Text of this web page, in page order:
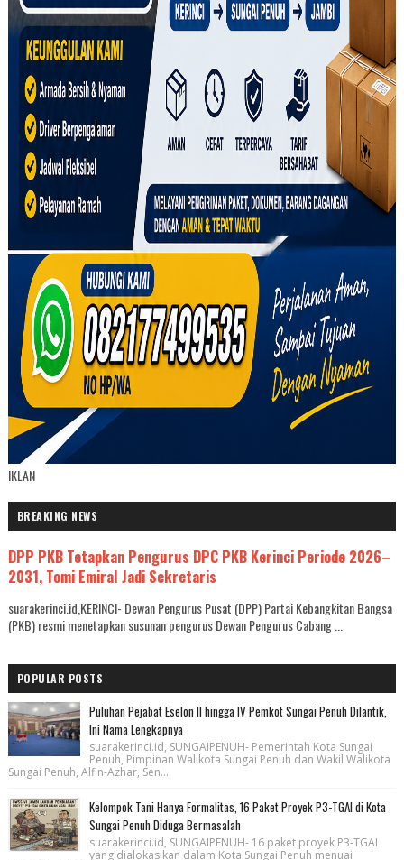
IKLAN
BREAKING NEWS
DPP PKB Tetapkan Pengurus DPC PKB Kerinci Periode 2026–
2031, Tomi Emiral Jadi Sekretaris
suarakerinci.id,KERINCI- Dewan Pengurus Pusat (DPP) Partai Kebangkitan Bangsa
(PKB) resmi menetapkan susunan pengurus Dewan Pengurus Cabang ...
POPULAR POSTS
Puluhan Pejabat Eselon II hingga IV Pemkot Sungai Penuh Dilantik,
Ini Nama Lengkapnya
suarakerinci.id, SUNGAIPENUH- Pemerintah Kota Sungai
Penuh, Pimpinan Walikota Sungai Penuh dan Wakil Walikota
Sungai Penuh, Alfin-Azhar, Sen...
Kelompok Tani Hanya Formalitas, 16 Paket Proyek P3-TGAI di Kota
Sungai Penuh Diduga Bermasalah
suarakerinci.id, SUNGAIPENUH- 16 paket proyek P3-TGAI
yang dialokasikan dalam Kota Sungai Penuh menuai